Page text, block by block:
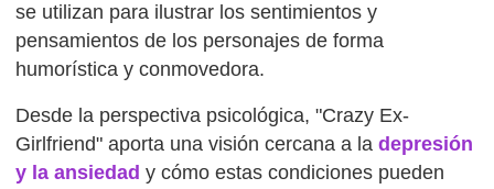
se utilizan para ilustrar los sentimientos y
pensamientos de los personajes de forma
humorística y conmovedora.
Desde la perspectiva psicológica, "Crazy Ex-
Girlfriend" aporta una visión cercana a ladepresión
y la ansiedad y cómo estas condiciones pueden